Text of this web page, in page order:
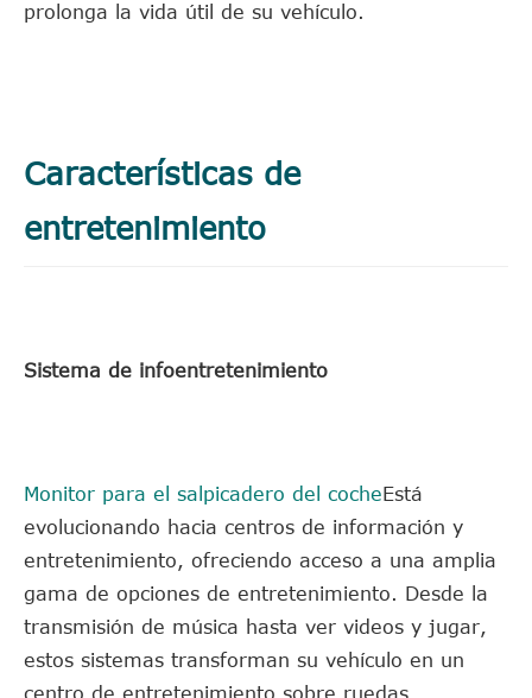
prolonga la vida útil de su vehículo.
Características de
entretenimiento
Sistema de infoentretenimiento
Monitor para el salpicadero del cocheEstá
evolucionando hacia centros de información y
entretenimiento, ofreciendo acceso a una amplia
gama de opciones de entretenimiento. Desde la
transmisión de música hasta ver videos y jugar,
estos sistemas transforman su vehículo en un
centro de entretenimiento sobre ruedas.